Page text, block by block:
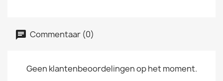
Commentaar (0)
Geen klantenbeoordelingen op het moment.